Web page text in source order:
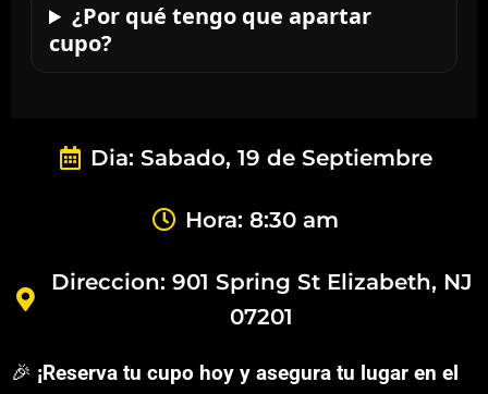
¿Por qué tengo que apartar
cupo?
Dia: Sabado, 19 de Septiembre
Hora: 8:30 am
Direccion: 901 Spring St Elizabeth, NJ
07201
🎉 ¡Reserva tu cupo hoy y asegura tu lugar en el